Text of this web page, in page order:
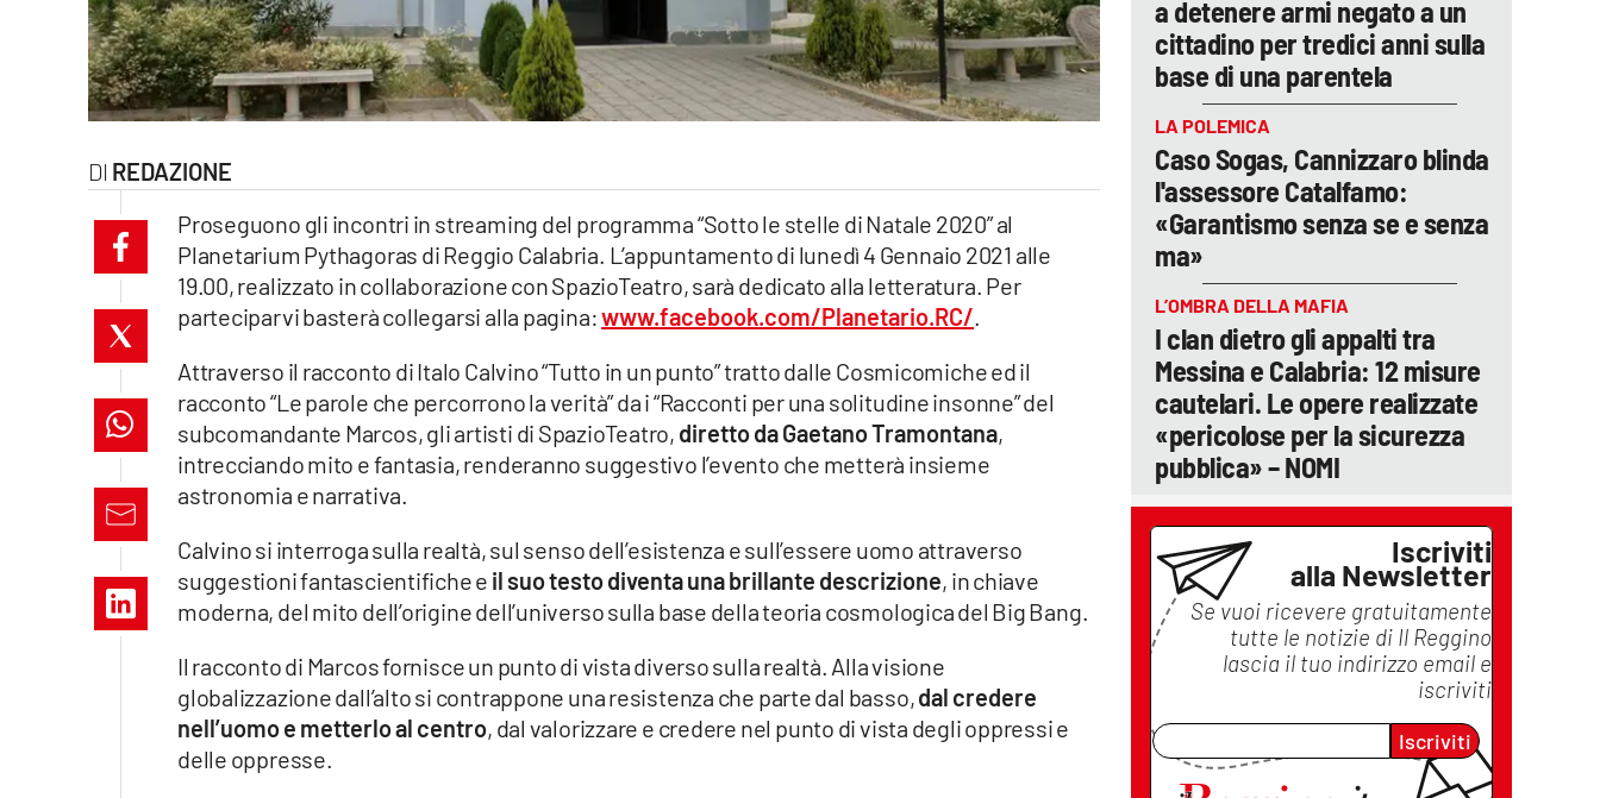
cosenzachannel.it
catanzarochannel.it
lacapitalenews.it
REDAZIONE
Proseguono gli incontri in streaming del programma “Sotto le stelle di Natale 2020” al
Planetarium Pythagoras di Reggio Calabria. L’appuntamento di lunedì 4 Gennaio 2021 alle
19.00, realizzato in collaborazione con SpazioTeatro, sarà dedicato alla letteratura. Per
parteciparvi basterà collegarsi alla pagina:www.facebook.com/Planetario.RC/.
Attraverso il racconto di Italo Calvino “Tutto in un punto” tratto dalle Cosmicomiche ed il
racconto “Le parole che percorrono la verità” da i “Racconti per una solitudine insonne” del
subcomandante Marcos, gli artisti di SpazioTeatro, diretto da Gaetano Tramontana,
intrecciando mito e fantasia, renderanno suggestivo l’evento che metterà insieme
astronomia e narrativa.
Calvino si interroga sulla realtà, sul senso dell’esistenza e sull’essere uomo attraverso
suggestioni fantascientifiche e il suo testo diventa una brillante descrizione, in chiave
moderna, del mito dell’origine dell’universo sulla base della teoria cosmologica del Big Bang.
Il racconto di Marcos fornisce un punto di vista diverso sulla realtà. Alla visione
globalizzazione dall’alto si contrappone una resistenza che parte dal basso,dal credere
nell’uomo e metterlo al centro, dal valorizzare e credere nel punto di vista degli oppressi e
delle oppresse.
a detenere armi negato a un
cittadino per tredici anni sulla
base di una parentela
LA POLEMICA
Caso Sogas, Cannizzaro blinda
l'assessore Catalfamo:
«Garantismo senza se e senza
ma»
L’OMBRA DELLA MAFIA
I clan dietro gli appalti tra
Messina e Calabria: 12 misure
cautelari. Le opere realizzate
«pericolose per la sicurezza
pubblica» – NOMI
Iscriviti
alla Newsletter
Se vuoi ricevere gratuitamente
tutte le notizie di Il Reggino
lascia il tuo indirizzo email e
iscriviti
Iscriviti